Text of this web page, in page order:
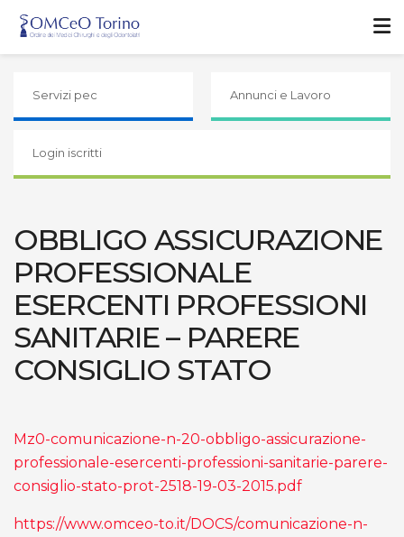
Servizi pec Annunci e Lavoro
Login iscritti
OBBLIGO ASSICURAZIONE
PROFESSIONALE
ESERCENTI PROFESSIONI
SANITARIE – PARERE
CONSIGLIO STATO
Mz0-comunicazione-n-20-obbligo-assicurazione-
professionale-esercenti-professioni-sanitarie-parere-
consiglio-stato-prot-2518-19-03-2015.pdf
https://www.omceo-to.it/DOCS/comunicazione-n-